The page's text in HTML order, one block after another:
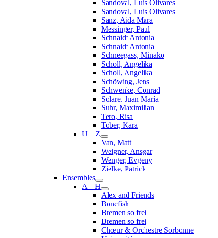
Sandoval, Luis Olivares
Sandoval, Luis Olivares
Sanz, Aída Mara
Messinger, Paul
Schnaidt Antonia
Schnaidt Antonia
Schneegass, Minako
Scholl, Angelika
Scholl, Angelika
Schöwing, Jens
Schwenke, Conrad
Solare, Juan María
Suhr, Maximilian
Tero, Risa
Tober, Kara
U – Z
Van, Matt
Weigner, Ansgar
Wenger, Evgeny
Zielke, Patrick
Ensembles
A – H
Alex and Friends
Bonefish
Bremen so frei
Bremen so frei
Chœur & Orchestre Sorbonne